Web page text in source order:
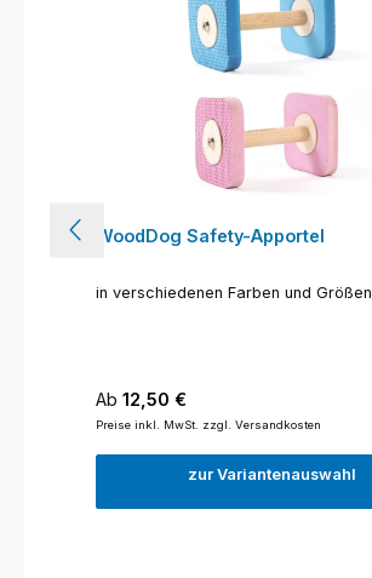
WoodDog Safety-Apportel
in verschiedenen Farben und Größen
Regulärer Preis:
Ab 12,50 €
Preise inkl. MwSt. zzgl. Versandkosten
zur Variantenauswahl